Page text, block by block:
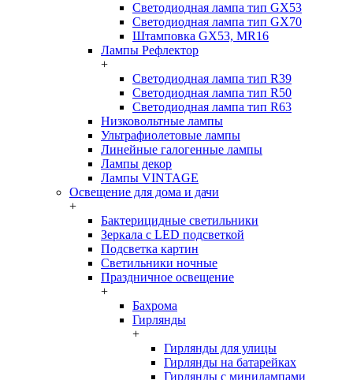
Светодиодная лампа тип GX53
Светодиодная лампа тип GX70
Штамповка GX53, MR16
Лампы Рефлектор
+
Светодиодная лампа тип R39
Светодиодная лампа тип R50
Светодиодная лампа тип R63
Низковольтные лампы
Ультрафиолетовые лампы
Линейные галогенные лампы
Лампы декор
Лампы VINTAGE
Освещение для дома и дачи
+
Бактерицидные светильники
Зеркала с LED подсветкой
Подсветка картин
Светильники ночные
Праздничное освещение
+
Бахрома
Гирлянды
+
Гирлянды для улицы
Гирлянды на батарейках
Гирлянды с минилампами